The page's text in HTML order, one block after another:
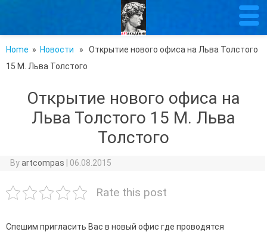
Home » Новости » Открытие нового офиса на Льва Толстого
15 М. Льва Толстого
Открытие нового офиса на
Льва Толстого 15 М. Льва
Толстого
Byartcompas | 06.08.2015
Rate this post
Спешим пригласить Вас в новый офис где проводятся